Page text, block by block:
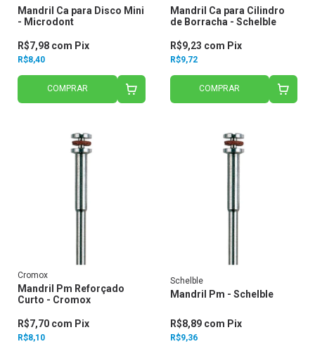
Mandril Ca para Disco Mini
- Microdont
R$8,40
R$7,98 com Pix
COMPRAR
Mandril Ca para Cilindro
de Borracha - Schelble
R$9,72
R$9,23 com Pix
COMPRAR
Cromox
Mandril Pm Reforçado
Curto - Cromox
R$8,10
R$7,70 com Pix
Schelble
Mandril Pm - Schelble
R$9,36
R$8,89 com Pix